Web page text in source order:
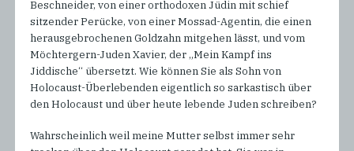
Beschneider, von einer orthodoxen Jüdin mit schief
sitzender Perücke, von einer Mossad-Agentin, die einen
herausgebrochenen Goldzahn mitgehen lässt, und vom
Möchtergern-Juden Xavier, der „Mein Kampf ins
Jiddische“ übersetzt. Wie können Sie als Sohn von
Holocaust-Überlebenden eigentlich so sarkastisch über
den Holocaust und über heute lebende Juden schreiben?
Wahrscheinlich weil meine Mutter selbst immer sehr